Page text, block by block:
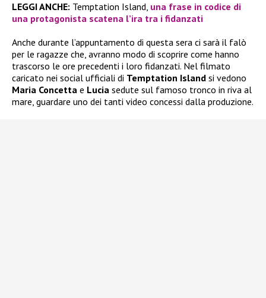
LEGGI ANCHE: Temptation Island, una frase in codice di
una protagonista scatena l’ira tra i fidanzati
Anche durante l’appuntamento di questa sera ci sarà il falò
per le ragazze che, avranno modo di scoprire come hanno
trascorso le ore precedenti i loro fidanzati. Nel filmato
caricato nei social ufficiali di Temptation Island si vedono
Maria Concetta e Lucia sedute sul famoso tronco in riva al
mare, guardare uno dei tanti video concessi dalla produzione.